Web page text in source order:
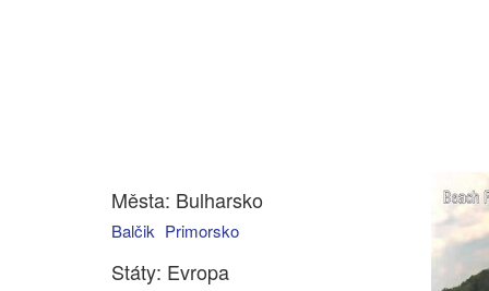
Města: Bulharsko
Balčik Primorsko
Státy: Evropa